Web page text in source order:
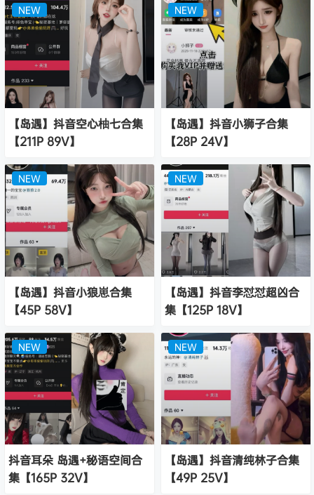
【岛遇】抖音空心柚七合集
【211P 89V】
NEW
【岛遇】抖音小狮子合集
【28P 24V】
NEW
【岛遇】抖音小狼崽合集
【45P 58V】
NEW
【岛遇】抖音李怼怼超凶合
集【125P 18V】
NEW
抖音耳朵 岛遇+秘语空间合
集【165P 32V】
NEW
【岛遇】抖音清纯林子合集
【49P 25V】
NEW